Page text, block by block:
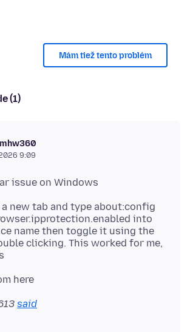
Mám tiež tento problém
(1)
9:09
new tab and type about:config
into
name then toggle it using the
clicking. This worked for me,
said